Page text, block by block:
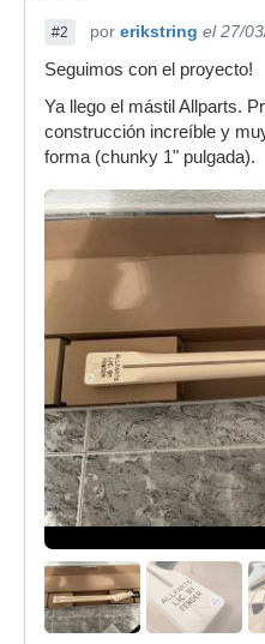
#2 por erikstring el 27/
Seguimos con el proyecto!
Ya llego el mástil Allparts.
construcción increíble y
forma (chunky 1" pulgada).